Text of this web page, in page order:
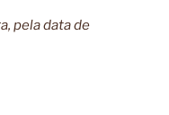
pela data de